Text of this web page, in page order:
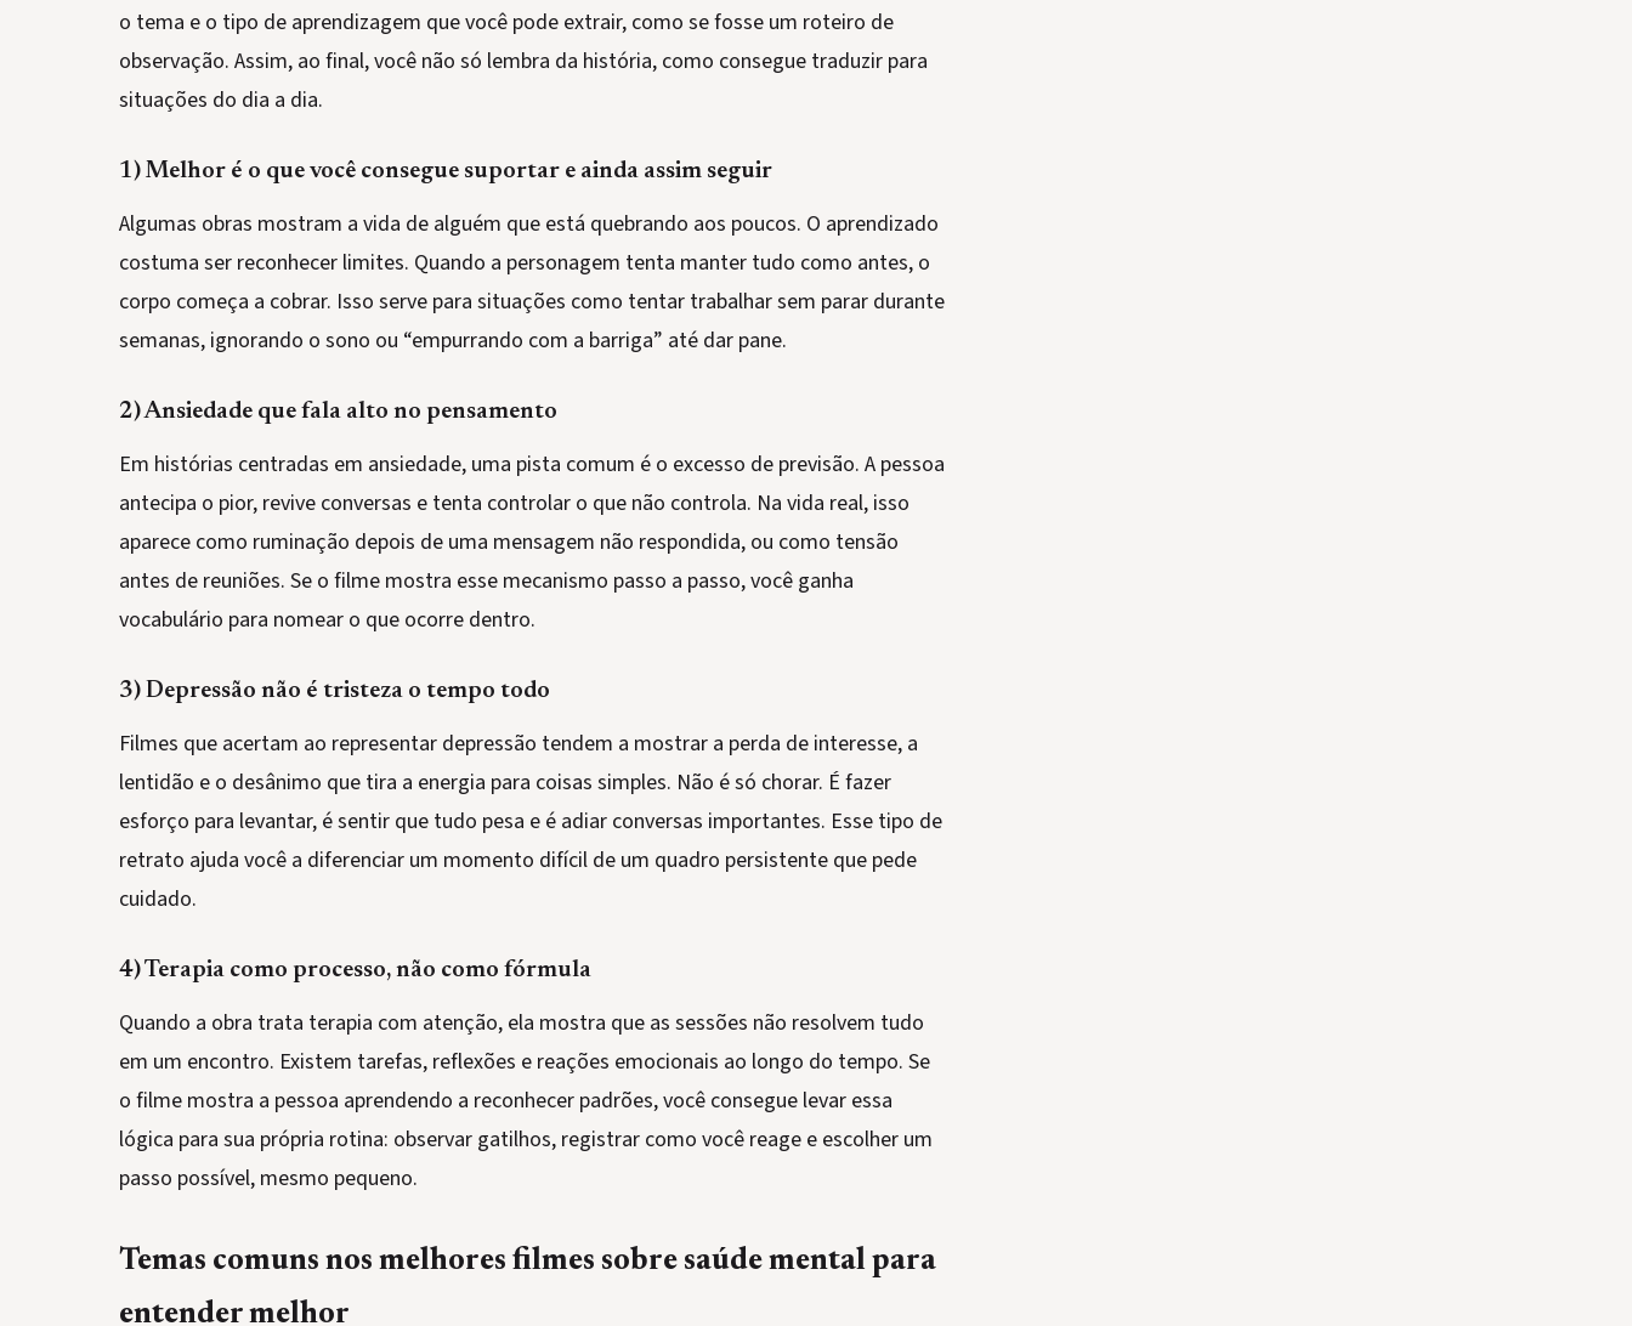
o tema e o tipo de aprendizagem que você pode extrair, como se fosse um roteiro de
observação. Assim, ao final, você não só lembra da história, como consegue traduzir para
situações do dia a dia.
1) Melhor é o que você consegue suportar e ainda assim seguir
Algumas obras mostram a vida de alguém que está quebrando aos poucos. O aprendizado
costuma ser reconhecer limites. Quando a personagem tenta manter tudo como antes, o
corpo começa a cobrar. Isso serve para situações como tentar trabalhar sem parar durante
semanas, ignorando o sono ou “empurrando com a barriga” até dar pane.
2) Ansiedade que fala alto no pensamento
Em histórias centradas em ansiedade, uma pista comum é o excesso de previsão. A pessoa
antecipa o pior, revive conversas e tenta controlar o que não controla. Na vida real, isso
aparece como ruminação depois de uma mensagem não respondida, ou como tensão
antes de reuniões. Se o filme mostra esse mecanismo passo a passo, você ganha
vocabulário para nomear o que ocorre dentro.
3) Depressão não é tristeza o tempo todo
Filmes que acertam ao representar depressão tendem a mostrar a perda de interesse, a
lentidão e o desânimo que tira a energia para coisas simples. Não é só chorar. É fazer
esforço para levantar, é sentir que tudo pesa e é adiar conversas importantes. Esse tipo de
retrato ajuda você a diferenciar um momento difícil de um quadro persistente que pede
cuidado.
4) Terapia como processo, não como fórmula
Quando a obra trata terapia com atenção, ela mostra que as sessões não resolvem tudo
em um encontro. Existem tarefas, reflexões e reações emocionais ao longo do tempo. Se
o filme mostra a pessoa aprendendo a reconhecer padrões, você consegue levar essa
lógica para sua própria rotina: observar gatilhos, registrar como você reage e escolher um
passo possível, mesmo pequeno.
Temas comuns nos melhores filmes sobre saúde mental para
entender melhor